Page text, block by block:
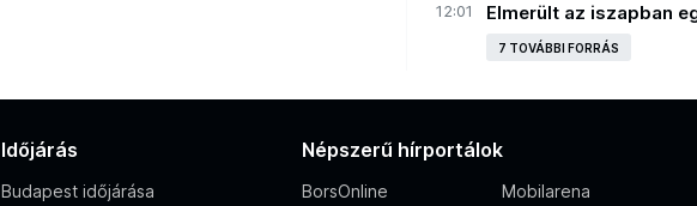
12:01 Elmerült az iszapban
7 TOVÁBBI FORRÁS
Időjárás
Budapest időjárása
Népszerű hírportálok
BorsOnline Mobilarena